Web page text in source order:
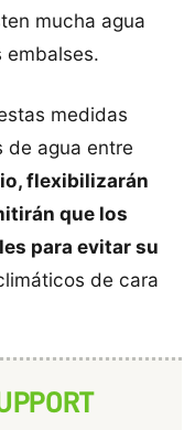
mucha agua
embalses.
medidas
de agua entre
flexibilizarán
que los
para evitar su
de cara